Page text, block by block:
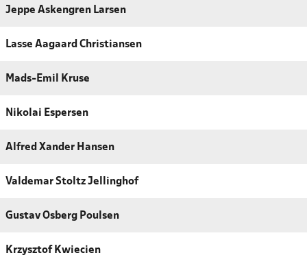
Jeppe Askengren Larsen
Lasse Aagaard Christiansen
Mads-Emil Kruse
Nikolai Espersen
Alfred Xander Hansen
Valdemar Stoltz Jellinghof
Gustav Osberg Poulsen
Krzysztof Kwiecien